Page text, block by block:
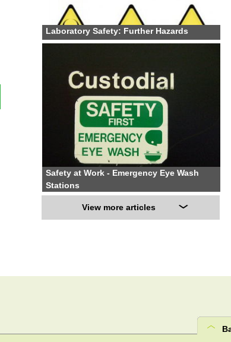
Laboratory Safety: Further Hazards
Safety at Work - Emergency Eye Wash
Stations
View more articles